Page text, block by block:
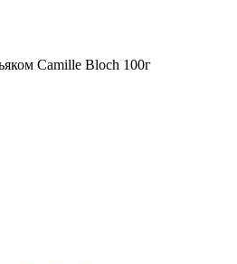
Camille Bloch 100г